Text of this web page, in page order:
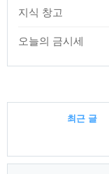
지식 창고
오늘의 금시세
최근 글
최